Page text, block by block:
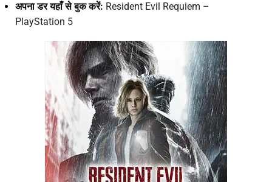
अपना डर यहाँ से बुक करें: Resident Evil Requiem –
PlayStation 5